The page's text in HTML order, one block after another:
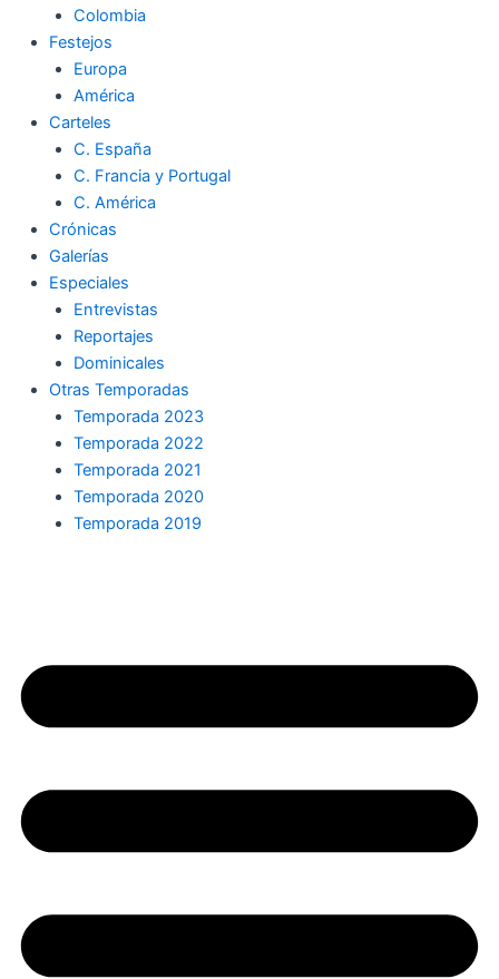
Colombia
Festejos
Europa
América
Carteles
C. España
C. Francia y Portugal
C. América
Crónicas
Galerías
Especiales
Entrevistas
Reportajes
Dominicales
Otras Temporadas
Temporada 2023
Temporada 2022
Temporada 2021
Temporada 2020
Temporada 2019